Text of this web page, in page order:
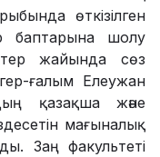
өткізілген
баптарына шолу
жайында сөз
ғалым Елеужан
қазақша және
мағыналық
Заң факультеті